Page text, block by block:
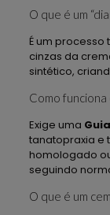
O que é um
É um
cinzas da
sintético,
Como
Exige uma
tanatopraxia e
homologado
seguindo
O que é um